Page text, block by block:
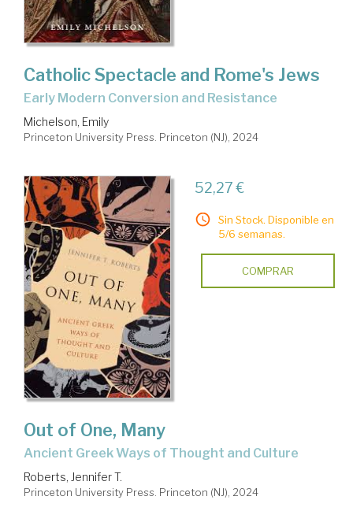
Catholic Spectacle and Rome's Jews
Early Modern Conversion and Resistance
Michelson, Emily
Princeton University Press. Princeton (NJ), 2024
52,27 €
Sin Stock. Disponible en
5/6 semanas.
COMPRAR
Out of One, Many
Ancient Greek Ways of Thought and Culture
Roberts, Jennifer T.
Princeton University Press. Princeton (NJ), 2024